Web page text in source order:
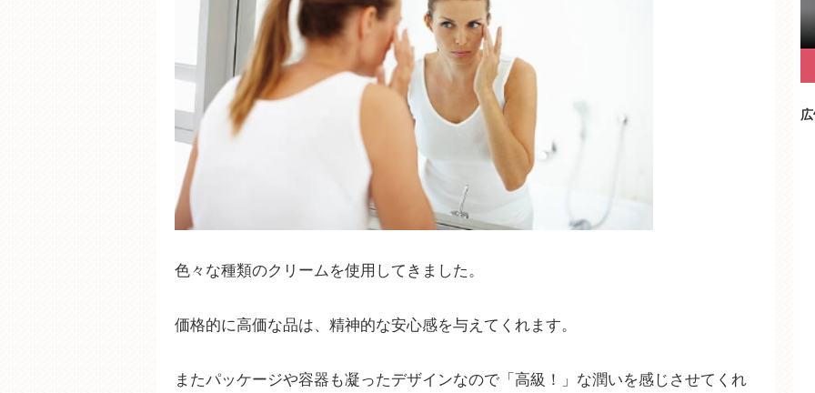
色々な種類のクリームを使用してきました。
価格的に高価な品は、精神的な安心感を与えてくれます。
またパッケージや容器も凝ったデザインなので「高級！」な潤いを感じさせてくれ